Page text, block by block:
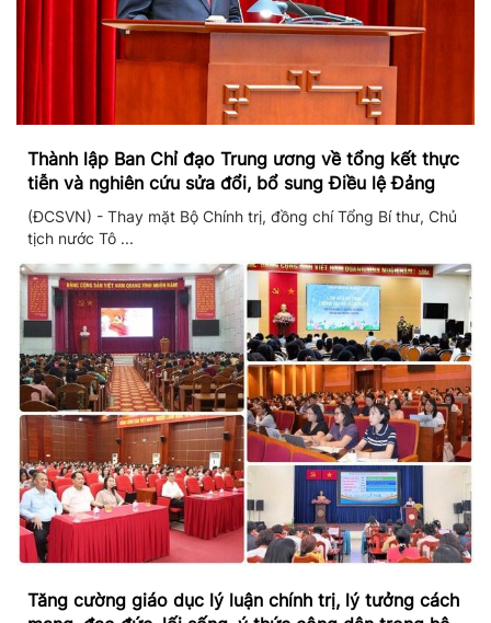
Thành lập Ban Chỉ đạo Trung ương về tổng kết thực
tiễn và nghiên cứu sửa đổi, bổ sung Điều lệ Đảng
(ĐCSVN) - Thay mặt Bộ Chính trị, đồng chí Tổng Bí thư, Chủ
tịch nước Tô ...
Tăng cường giáo dục lý luận chính trị, lý tưởng cách